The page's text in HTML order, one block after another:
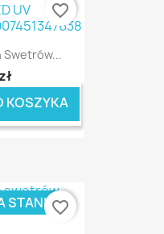
Swetrów...
KOSZYKA
favorite_border
STANIEfavorite_border